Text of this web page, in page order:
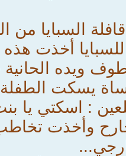
السبايا من
للسبايا أخذت
ويده
يسكت
: اسكتي يا
وأخذت